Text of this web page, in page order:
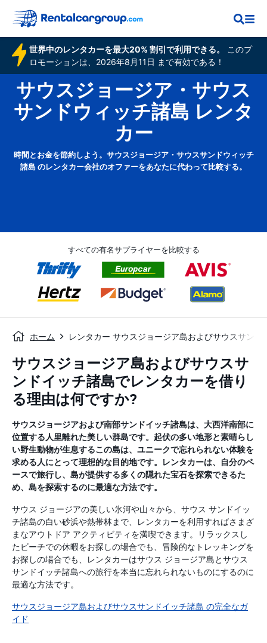
世界中のレンタカーを最大20% 割引で利用できる。
このプ
ロモーションは、2026年8月11日 まで有効である！
サウスジョージア・サウス
サンドウィッチ諸島 レンタ
カー
時間とお金を節約しよう。サウスジョージア・サウスサンドウィッチ
諸島 のレンタカー会社のオファーをあなたに代わって比較する。
すべての有名サプライヤーを比較する
ホーム レンタカー サウスジョージア島およびサウスサンド
サウスジョージア島およびサウスサ
ンドイッチ諸島でレンタカーを借り
る理由は何ですか?
サウスジョージアおよび南部サンドイッチ諸島は、大西洋南部に
位置する人里離れた美しい群島です。起伏の多い地形と素晴らし
い野生動物が生息するこの島は、ユニークで忘れられない体験を
求める人にとって理想的な目的地です。レンタカーは、自分のペ
ースで旅行し、島が提供する多くの隠れた宝石を探索できるた
め、島を探索するのに最適な方法です。
サウス ジョージアの美しい氷河や山々から、サウス サンドイッ
チ諸島の白い砂浜や熱帯林まで、レンタカーを利用すればさまざ
まなアウトドア アクティビティを満喫できます。リラックスし
たビーチでの休暇をお探しの場合でも、冒険的なトレッキングを
お探しの場合でも、レンタカーはサウス ジョージア島とサウス
サンドイッチ諸島への旅行を本当に忘れられないものにするのに
最適な方法です。
サウスジョージア島およびサウスサンドイッチ諸島 の完全なガ
イド